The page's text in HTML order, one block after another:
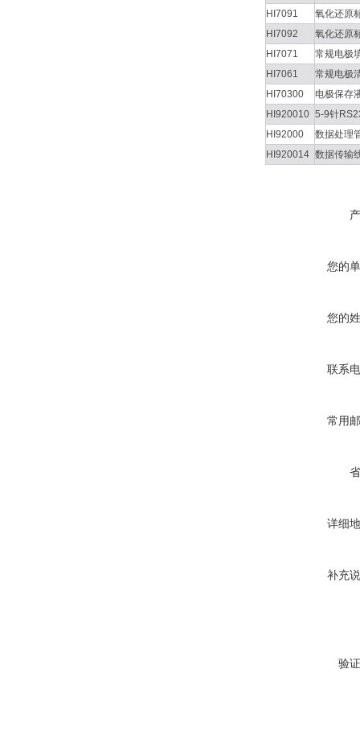
HI7091
氧化还原
HI7092
氧化还原
HI7071
常规电极
HI7061
常规电极
HI70300
电极保存
HI920010 5-9针
HI92000
数据处理
HI920014 数据传输
您的
您的
联系
常用
详细
补充
验